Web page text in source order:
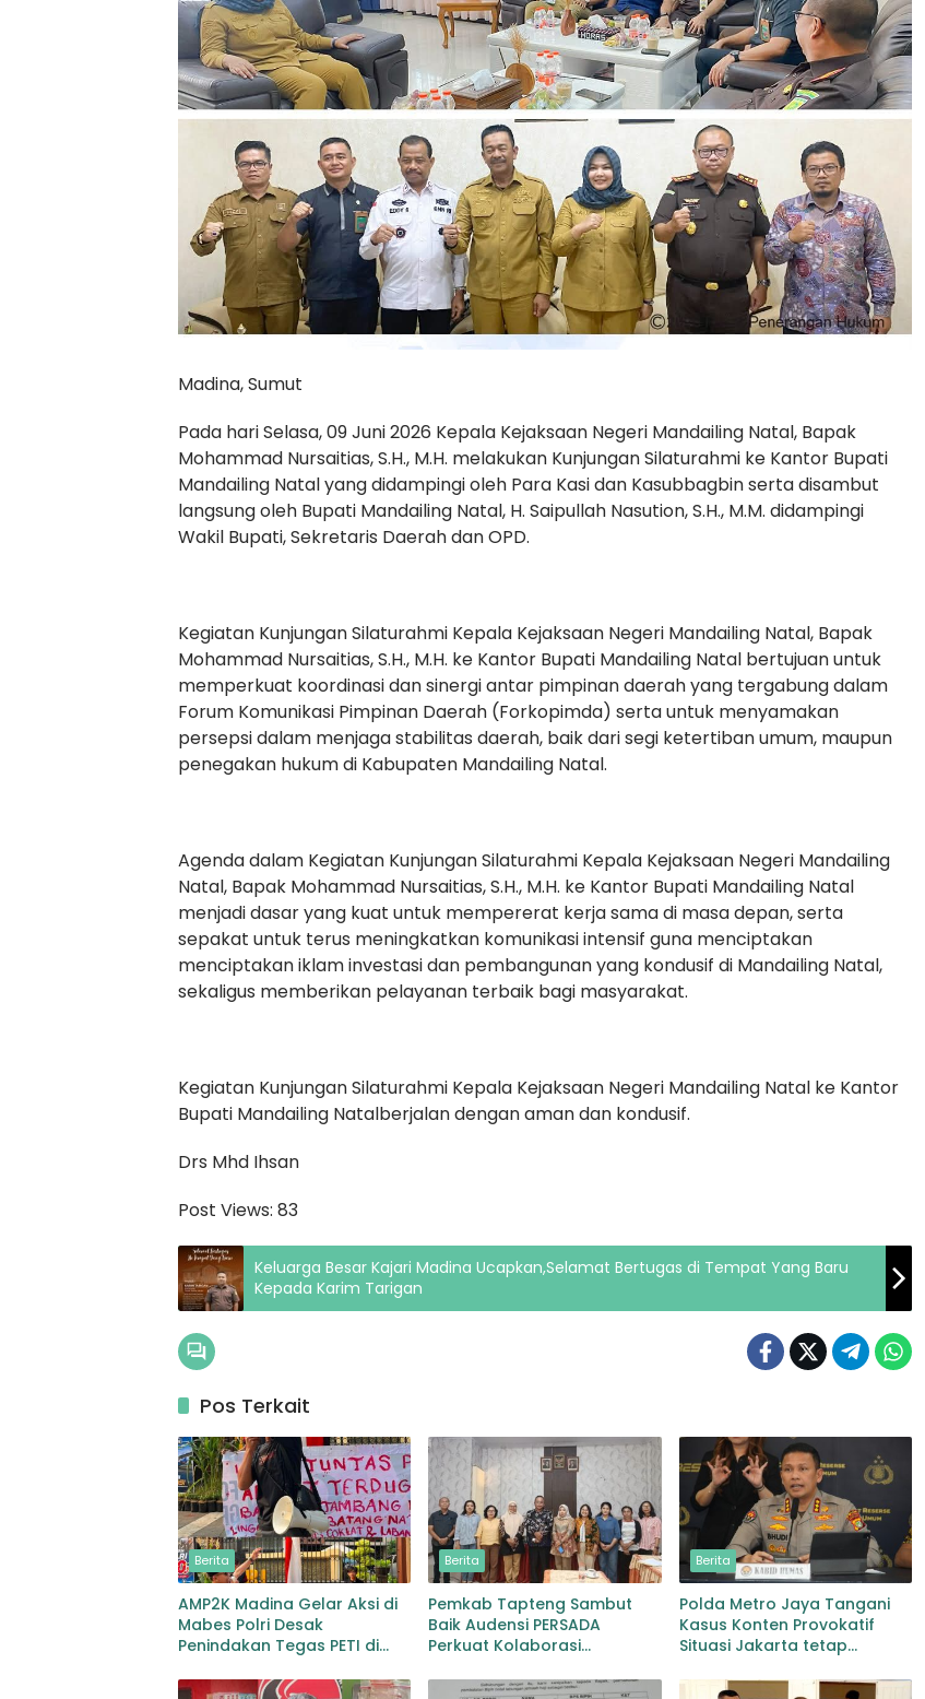
Madina, Sumut
Pada hari Selasa, 09 Juni 2026 Kepala Kejaksaan Negeri Mandailing Natal, Bapak
Mohammad Nursaitias, S.H., M.H. melakukan Kunjungan Silaturahmi ke Kantor Bupati
Mandailing Natal yang didampingi oleh Para Kasi dan Kasubbagbin serta disambut
langsung oleh Bupati Mandailing Natal, H. Saipullah Nasution, S.H., M.M. didampingi
Wakil Bupati, Sekretaris Daerah dan OPD.
Kegiatan Kunjungan Silaturahmi Kepala Kejaksaan Negeri Mandailing Natal, Bapak
Mohammad Nursaitias, S.H., M.H. ke Kantor Bupati Mandailing Natal bertujuan untuk
memperkuat koordinasi dan sinergi antar pimpinan daerah yang tergabung dalam
Forum Komunikasi Pimpinan Daerah (Forkopimda) serta untuk menyamakan
persepsi dalam menjaga stabilitas daerah, baik dari segi ketertiban umum, maupun
penegakan hukum di Kabupaten Mandailing Natal.
Agenda dalam Kegiatan Kunjungan Silaturahmi Kepala Kejaksaan Negeri Mandailing
Natal, Bapak Mohammad Nursaitias, S.H., M.H. ke Kantor Bupati Mandailing Natal
menjadi dasar yang kuat untuk mempererat kerja sama di masa depan, serta
sepakat untuk terus meningkatkan komunikasi intensif guna menciptakan
menciptakan iklam investasi dan pembangunan yang kondusif di Mandailing Natal,
sekaligus memberikan pelayanan terbaik bagi masyarakat.
Kegiatan Kunjungan Silaturahmi Kepala Kejaksaan Negeri Mandailing Natal ke Kantor
Bupati Mandailing Natalberjalan dengan aman dan kondusif.
Drs Mhd Ihsan
Post Views: 83
Keluarga Besar Kajari Madina Ucapkan,Selamat Bertugas di Tempat Yang Baru
Kepada Karim Tarigan
Pos Terkait
Berita
AMP2K Madina Gelar Aksi di
Mabes Polri Desak
Penindakan Tegas PETI di
Natal
Berita
Pemkab Tapteng Sambut
Baik Audensi PERSADA
Perkuat Kolaborasi
dan Pebgaruutamaan Inklusi
Berita
Polda Metro Jaya Tangani
Kasus Konten Provokatif
Situasi Jakarta tetap